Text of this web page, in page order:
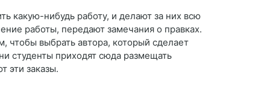
какую-нибудь работу, и делают за них всю
работы, передают замечания о правках.
чтобы выбрать автора, который сделает
студенты приходят сюда размещать
эти заказы.